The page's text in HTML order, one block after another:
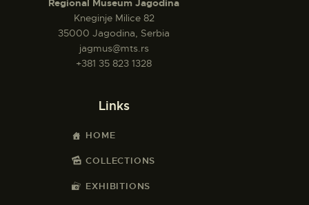
Regional Museum Jagodina
Kneginje Milice 82
35000 Jagodina, Serbia
jagmus@mts.rs
+381 35 823 1328
Links
HOME
COLLECTIONS
EXHIBITIONS